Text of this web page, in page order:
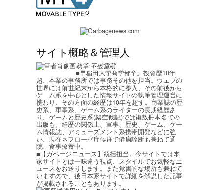
サイト概略＆管理人
執筆:不破雷蔵
■早稲田大学商学部卒。投資歴10年
超。本業の事務所では事務その他を担当。ウェブの
世界には前世紀末から本格的に参入、その前後から
ゲーム系を中心とした情報サイトの執筆管理運営に
携わり、その方面の経歴は10年を超す。商業誌の歴
史系、軍事系、ゲーム系のライターの長期経歴あ
り。ゲームと歴史系(架空戦記)では複数冊本名での
出版も。経歴の関係上、軍事、歴史、ゲーム、ゲー
ム情報誌、アミューズメント系携帯開発などに強
い。現在ネフローゼ症候群で健康診断も兼ねて通
院、食事療養中。
■ 【ガベージニュース】 統括担当。今サイトでは本
家サイトとは一味違う視点、スタイルでお気軽なニ
ュースをお送りします。また覚書的な場所も兼ねて
いますので、後日本家サイトで詳細を解説した記事
が掲載されることもあります。